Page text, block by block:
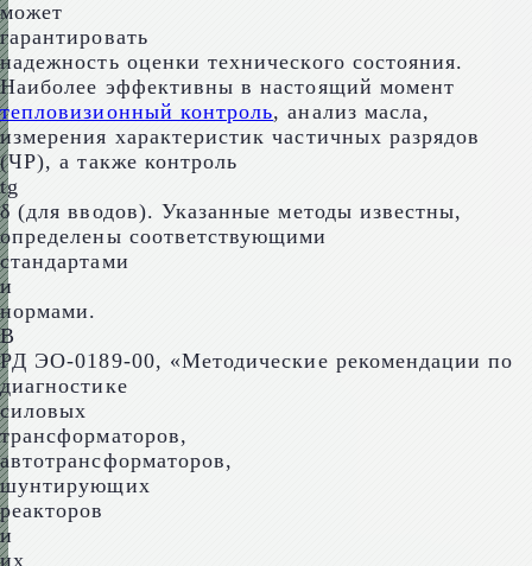
может
гарантировать
надежность оценки технического состояния.
Наиболее эффективны в настоящий момент
тепловизионный контроль, анализ масла,
измерения характеристик частичных разрядов
(ЧР), а также контроль
tg
δ (для вводов). Указанные методы известны,
определены соответствующими
стандартами
и
нормами.
В
РД ЭО-0189-00, «Методические рекомендации по
диагностике
силовых
трансформаторов,
автотрансформаторов,
шунтирующих
реакторов
и
их